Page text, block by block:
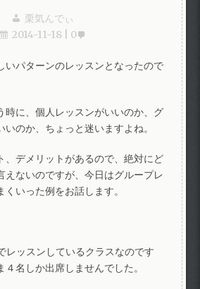
栗気んでぃ
2014-11-18
0
いパターンのレッスンとなったので
時に、個人レッスンがいいのか、グ
のか、ちょっと迷いますよね。
、デメリットがあるので、絶対にど
えないのですが、今日はグループレ
いった例をお話します。
レッスンしているクラスなのです
名しか出席しませんでした。